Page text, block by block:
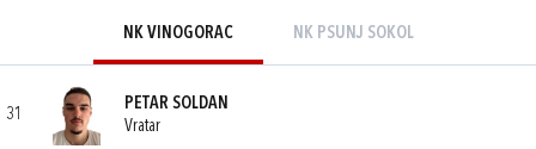
NK VINOGORAC NK PSUNJ SOKOL
31
PETAR SOLDAN
Vratar